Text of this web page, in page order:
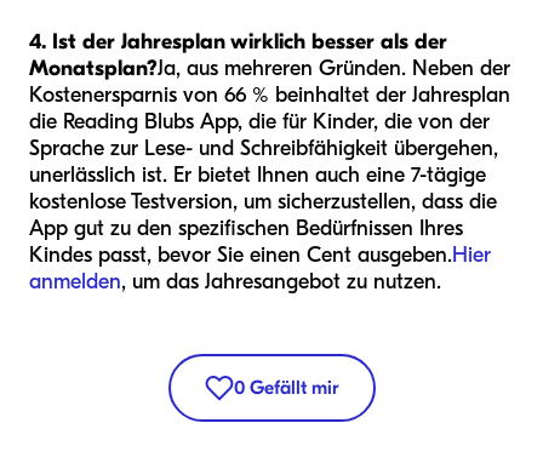
4. Ist der Jahresplan wirklich besser als der
Monatsplan?Ja, aus mehreren Gründen. Neben der
Kostenersparnis von 66 % beinhaltet der Jahresplan
die Reading Blubs App, die für Kinder, die von der
Sprache zur Lese- und Schreibfähigkeit übergehen,
unerlässlich ist. Er bietet Ihnen auch eine 7-tägige
kostenlose Testversion, um sicherzustellen, dass die
App gut zu den spezifischen Bedürfnissen Ihres
Kindes passt, bevor Sie einen Cent ausgeben.Hier
anmelden, um das Jahresangebot zu nutzen.
0 Gefällt mir